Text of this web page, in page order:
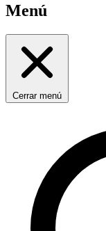
Menú
Cerrar menú